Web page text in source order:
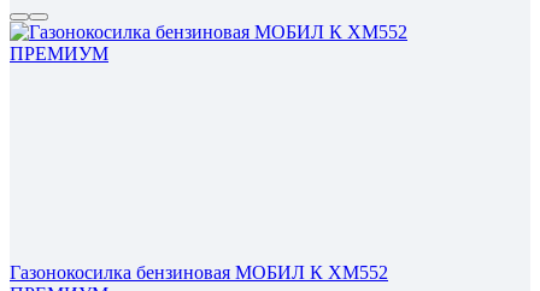
Газонокосилка бензиновая МОБИЛ К XM552